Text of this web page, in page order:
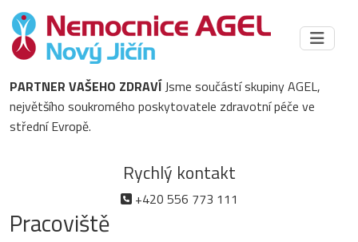
PARTNER VAŠEHO ZDRAVÍJsme součástí skupiny AGEL,
největšího soukromého poskytovatele zdravotní péče ve
střední Evropě.
Rychlý kontakt
+420 556 773 111
Pracoviště